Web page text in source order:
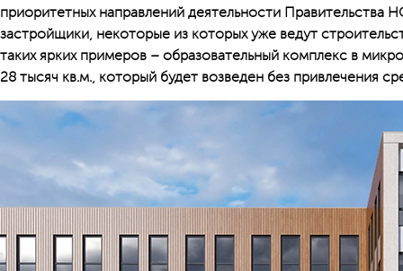
приоритетных направлений деятельности Правительства
застройщики, некоторые из которых уже ведут
таких ярких примеров – образовательный комплекс в
28 тысяч кв.м., который будет возведен без привлечения